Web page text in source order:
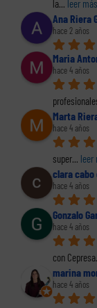
la... leer más
Ana Riera
hace 2 años
Maria
hace 4 años
Marta
hace 4 años
super... leer
clara
hace 4 años
Gonzalo
hace 4 años
con Cepresa
marina
hace 4 años